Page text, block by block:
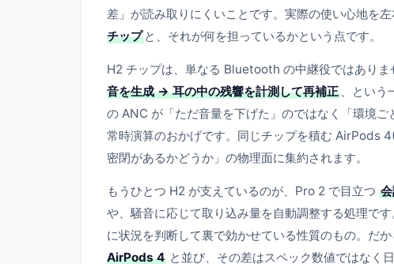
差」が読み取りにくいことです。実際の使い心地を
チップ と、それが何を担っているかという点です。
H2 チップは、単なる Bluetooth の中継役ではありま
音を生成 → 耳の中の残響を計測して再補正 、という
の ANC が「ただ音量を下げた」のではなく「環境
常時演算のおかげです。同じチップを積む AirPods
密閉があるかどうか」の物理面に集約されます。
もうひとつ H2 が支えているのが、Pro 2 で目立つ
や、騒音に応じて取り込み量を自動調整する処理で
に状況を判断して裏で効かせている性質のもの。だ
AirPods 4 と並び、その差はスペック数値ではなく